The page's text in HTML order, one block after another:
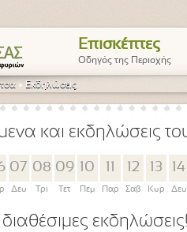
Επισκέπτες
Οδηγός της Περιοχής
» Εκδηλώσεις
και εκδηλώσεις
07
Δευ
08
Τρι
09
Τετ
10
Πεμ Παρ
12
Σαβ
13
Κυρ
14
Δευ